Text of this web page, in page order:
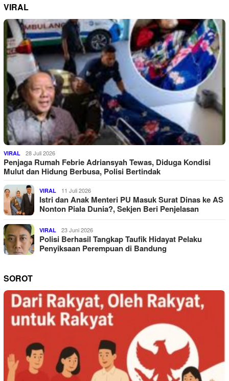
VIRAL
VIRAL 28 Juli 2026
Penjaga Rumah Febrie Adriansyah Tewas, Diduga Kondisi
Mulut dan Hidung Berbusa, Polisi Bertindak
VIRAL 11 Juli 2026
Istri dan Anak Menteri PU Masuk Surat Dinas ke AS
Nonton Piala Dunia?, Sekjen Beri Penjelasan
VIRAL 23 Juni 2026
Polisi Berhasil Tangkap Taufik Hidayat Pelaku
Penyiksaan Perempuan di Bandung
SOROT